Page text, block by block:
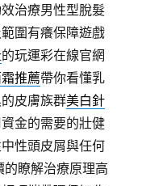
治療男性型脫髮
圍有癢保障遊戲
的玩運彩在線官網
推薦帶你看懂乳
皮膚族群美白針
金的需要的壯健
性頭皮屑與任何
的瞭解治療原理高